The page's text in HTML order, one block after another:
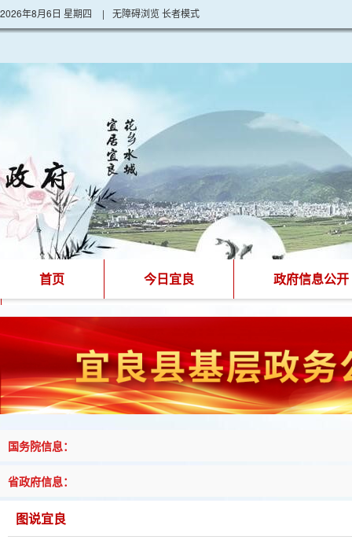
2026年8月6日 星期四 | 无障碍浏览长者模式
首页 今日宜良 政府信息公开
国务院信息：
省政府信息：
图说宜良